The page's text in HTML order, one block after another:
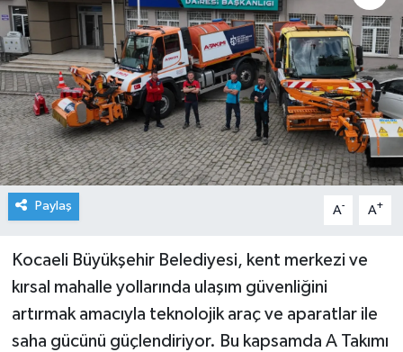
Paylaş A- A+
Kocaeli Büyükşehir Belediyesi, kent merkezi ve
kırsal mahalle yollarında ulaşım güvenliğini
artırmak amacıyla teknolojik araç ve aparatlar ile
saha gücünü güçlendiriyor. Bu kapsamda A Takımı